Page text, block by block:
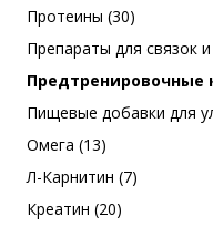
Протеины (30)
Препараты для связок
Предтренировочные
Пищевые добавки для
Омега (13)
Л-Карнитин (7)
Креатин (20)